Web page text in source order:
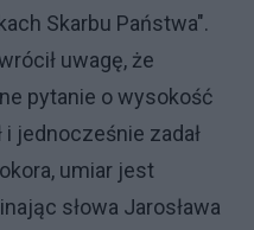
Skarbu Państwa".
uwagę, że
pytanie o wysokość
jednocześnie zadał
umiar jest
słowa Jarosława